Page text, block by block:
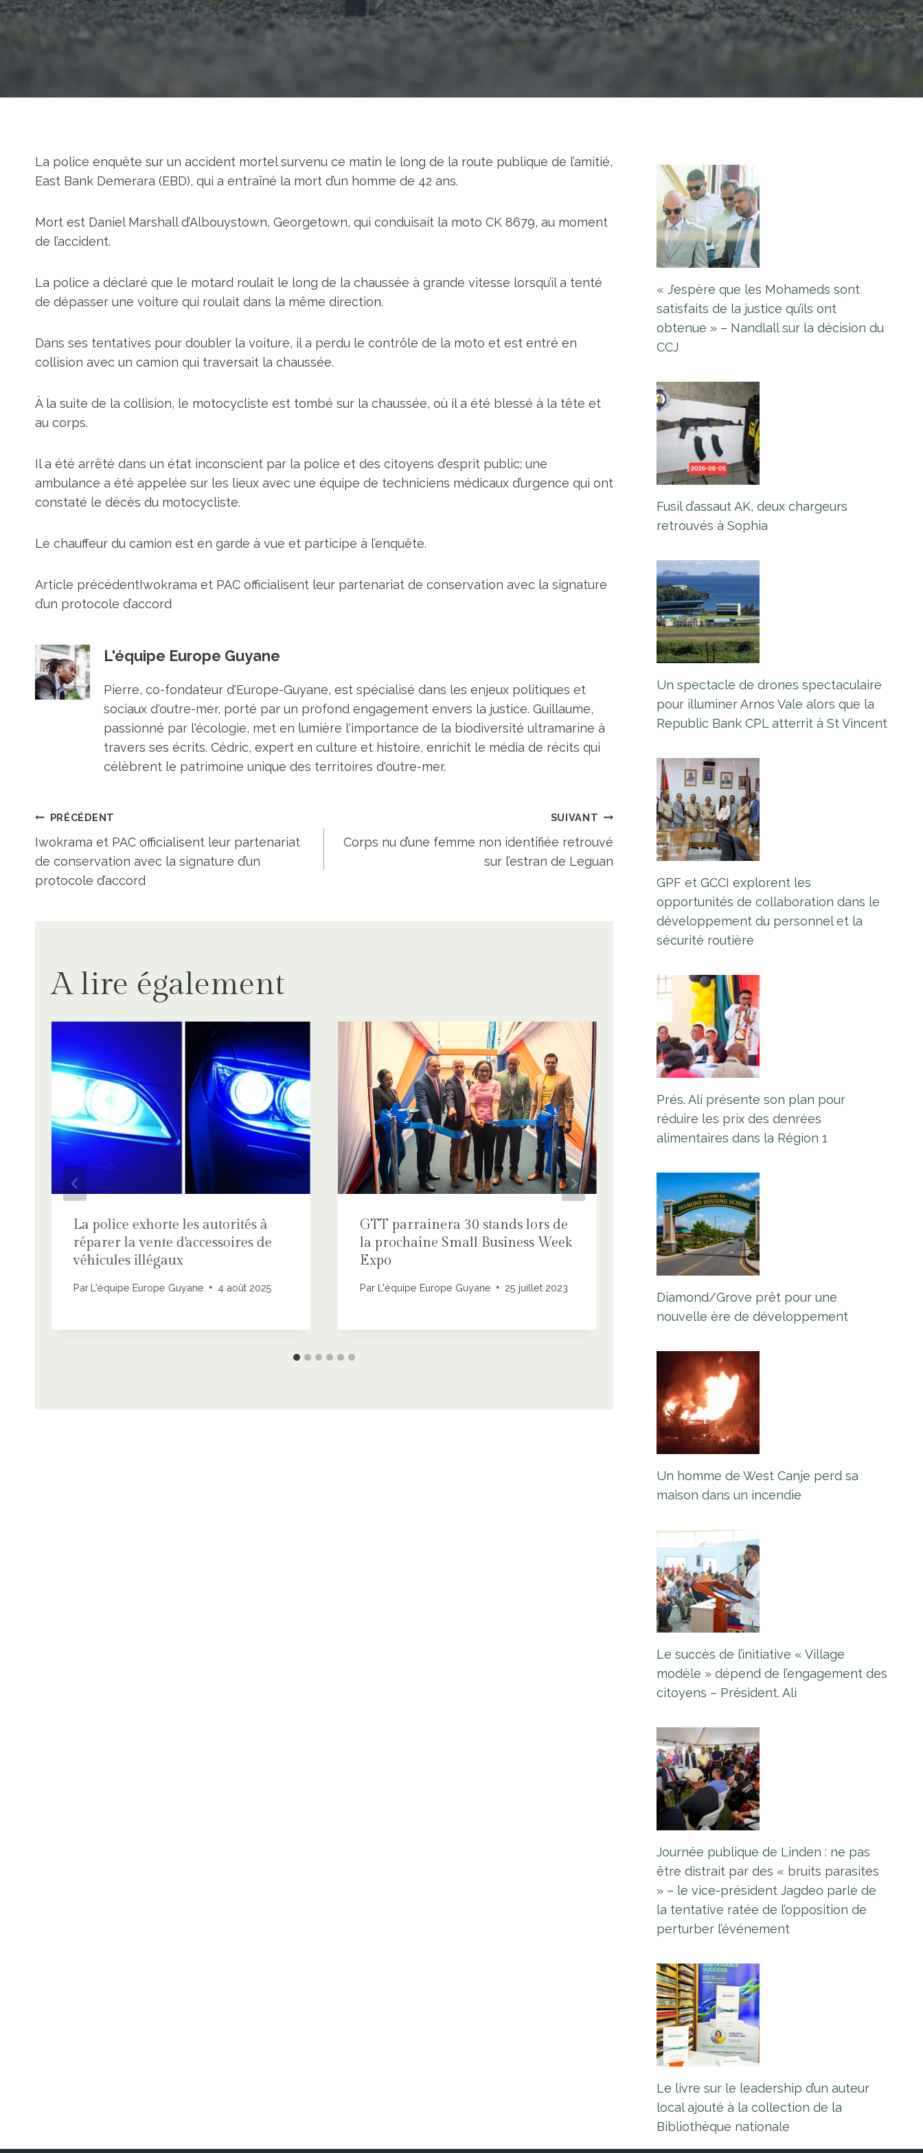
La police enquête sur un accident mortel survenu ce matin le long de la route publique de l’amitié,
East Bank Demerara (EBD), qui a entraîné la mort d’un homme de 42 ans.
Mort est Daniel Marshall d’Albouystown, Georgetown, qui conduisait la moto CK 8679, au moment
de l’accident.
La police a déclaré que le motard roulait le long de la chaussée à grande vitesse lorsqu’il a tenté
de dépasser une voiture qui roulait dans la même direction.
Dans ses tentatives pour doubler la voiture, il a perdu le contrôle de la moto et est entré en
collision avec un camion qui traversait la chaussée.
À la suite de la collision, le motocycliste est tombé sur la chaussée, où il a été blessé à la tête et
au corps.
Il a été arrêté dans un état inconscient par la police et des citoyens d’esprit public; une
ambulance a été appelée sur les lieux avec une équipe de techniciens médicaux d’urgence qui ont
constaté le décès du motocycliste.
Le chauffeur du camion est en garde à vue et participe à l’enquête.
Article précédentIwokrama et PAC officialisent leur partenariat de conservation avec la signature
d’un protocole d’accord
L'équipe Europe Guyane
Pierre, co-fondateur d'Europe-Guyane, est spécialisé dans les enjeux politiques et
sociaux d'outre-mer, porté par un profond engagement envers la justice. Guillaume,
passionné par l'écologie, met en lumière l'importance de la biodiversité ultramarine à
travers ses écrits. Cédric, expert en culture et histoire, enrichit le média de récits qui
célèbrent le patrimoine unique des territoires d'outre-mer.
Navigation
de
PRÉCÉDENT
Iwokrama et PAC officialisent leur partenariat
de conservation avec la signature d’un
protocole d’accord
SUIVANT
Corps nu d’une femme non identifiée retrouvé
sur l’estran de Leguan
A lire également
La police exhorte les autorités à
réparer la vente d'accessoires de
véhicules illégaux
ParL'équipe Europe Guyane 4 août 2025
GTT parrainera 30 stands lors de
la prochaine Small Business Week
Expo
Par L'équipe Europe Guyane 25 juillet 2023
Le navire indien MV MA Lisha
arrivera en février
L'équipe Europe Guyane
« J’espère que les Mohameds sont
satisfaits de la justice qu’ils ont
obtenue » – Nandlall sur la décision du
CCJ
Fusil d’assaut AK, deux chargeurs
retrouvés à Sophia
Un spectacle de drones spectaculaire
pour illuminer Arnos Vale alors que la
Republic Bank CPL atterrit à St Vincent
GPF et GCCI explorent les
opportunités de collaboration dans le
développement du personnel et la
sécurité routière
Prés. Ali présente son plan pour
réduire les prix des denrées
alimentaires dans la Région 1
Diamond/Grove prêt pour une
nouvelle ère de développement
Un homme de West Canje perd sa
maison dans un incendie
Le succès de l’initiative « Village
modèle » dépend de l’engagement des
citoyens – Président. Ali
Journée publique de Linden : ne pas
être distrait par des « bruits parasites
» – le vice-président Jagdeo parle de
la tentative ratée de l’opposition de
perturber l’événement
Le livre sur le leadership d’un auteur
local ajouté à la collection de la
Bibliothèque nationale